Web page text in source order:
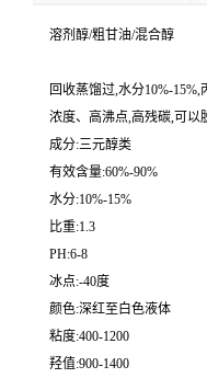
溶剂醇/粗甘油/混合醇
回收蒸馏过,水分10%-
浓度、高沸点,高残碳,可以
成分:三元醇类
有效含量:60%-90%
水分:10%-15%
比重:1.3
PH:6-8
冰点:-40度
颜色:深红至白色液体
粘度:400-1200
羟值:900-1400